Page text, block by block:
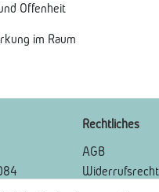
Offenheit
im Raum
Rechtliches
AGB
Widerrufsrecht